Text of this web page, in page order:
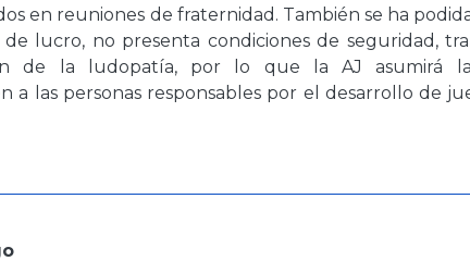
en reuniones de fraternidad. También se ha
lucro, no presenta condiciones de seguridad,
de la ludopatía, por lo que la AJ asumirá
a las personas responsables por el desarrollo de